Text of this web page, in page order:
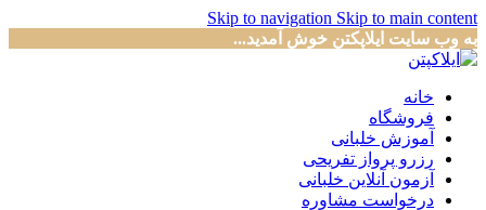
Skip to navigation Skip to main content
به وب سایت ایلاپکتن خوش آمدید...
خانه
فروشگاه
آموزش خلبانی
رزرو پرواز تفریحی
آزمون آنلاین خلبانی
درخواست مشاوره